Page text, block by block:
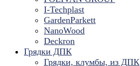
I-Techplast
GardenParkett
NanoWood
Deckron
Грядки ДПК
Грядки, клумбы, из ДПК